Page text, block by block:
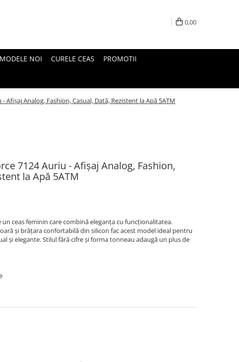
0,00
MODELE NOI CURELE CEAS PROMOTII
Afișaj Analog, Fashion, Casual, Dată, Rezistent la Apă 5ATM
7124 Auriu - Afișaj Analog, Fashion,
la Apă 5ATM
un ceas feminin care combină eleganța cu funcționalitatea.
și brățara confortabilă din silicon fac acest model ideal pentru
și elegante. Stilul fără cifre și forma tonneau adaugă un plus de